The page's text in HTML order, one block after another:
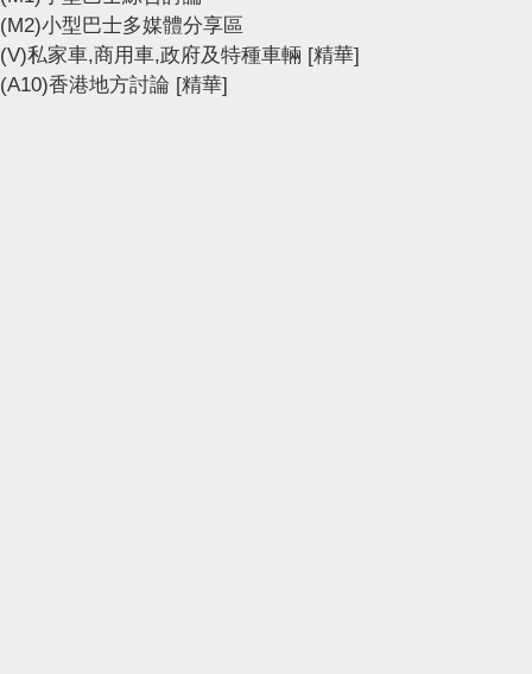
(M2)小型巴士多媒體分享區
(V)私家車,商用車,政府及特種車輛 [精華]
(A10)香港地方討論 [精華]